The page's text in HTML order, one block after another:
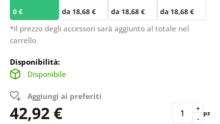
0 € da 18,68 € da 18,68 € da 18,68 €
*il prezzo degli accessori sarà aggiunto al totale nel
carrello
Disponibilità:
Disponibile
Aggiungi ai preferiti
42,92 € -
+ pz